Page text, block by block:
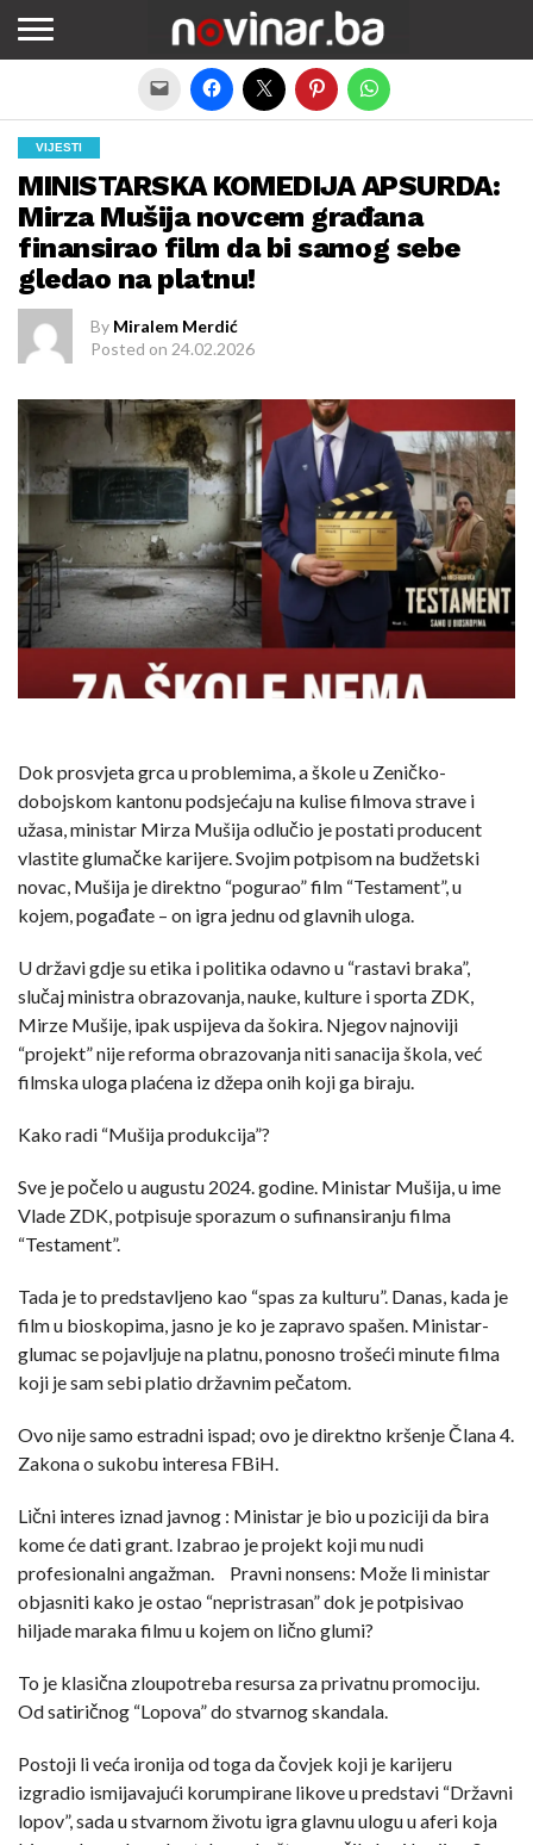
VIJESTI
MINISTARSKA KOMEDIJA APSURDA:
Mirza Mušija novcem građana
finansirao film da bi samog sebe
gledao na platnu!
By Miralem Merdić
Posted on 24.02.2026
Dok prosvjeta grca u problemima, a škole u Zeničko-
dobojskom kantonu podsjećaju na kulise filmova strave i
užasa, ministar Mirza Mušija odlučio je postati producent
vlastite glumačke karijere. Svojim potpisom na budžetski
novac, Mušija je direktno “pogurao” film “Testament”, u
kojem, pogađate – on igra jednu od glavnih uloga.
U državi gdje su etika i politika odavno u “rastavi braka”,
slučaj ministra obrazovanja, nauke, kulture i sporta ZDK,
Mirze Mušije, ipak uspijeva da šokira. Njegov najnoviji
“projekt” nije reforma obrazovanja niti sanacija škola, već
filmska uloga plaćena iz džepa onih koji ga biraju.
Kako radi “Mušija produkcija”?
Sve je počelo u augustu 2024. godine. Ministar Mušija, u ime
Vlade ZDK, potpisuje sporazum o sufinansiranju filma
“Testament”.
Tada je to predstavljeno kao “spas za kulturu”. Danas, kada je
film u bioskopima, jasno je ko je zapravo spašen. Ministar-
glumac se pojavljuje na platnu, ponosno trošeći minute filma
koji je sam sebi platio državnim pečatom.
Ovo nije samo estradni ispad; ovo je direktno kršenje Člana 4.
Zakona o sukobu interesa FBiH.
Lični interes iznad javnog : Ministar je bio u poziciji da bira
kome će dati grant. Izabrao je projekt koji mu nudi
profesionalni angažman. Pravni nonsens: Može li ministar
objasniti kako je ostao “nepristrasan” dok je potpisivao
hiljade maraka filmu u kojem on lično glumi?
To je klasična zloupotreba resursa za privatnu promociju.
Od satiričnog “Lopova” do stvarnog skandala.
Postoji li veća ironija od toga da čovjek koji je karijeru
izgradio ismijavajući korumpirane likove u predstavi “Državni
lopov”, sada u stvarnom životu igra glavnu ulogu u aferi koja
Exit mobile version